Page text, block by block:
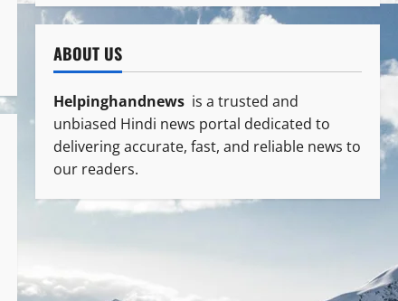
ABOUT US
Helpinghandnews is a trusted and
unbiased Hindi news portal dedicated to
delivering accurate, fast, and reliable news to
our readers.